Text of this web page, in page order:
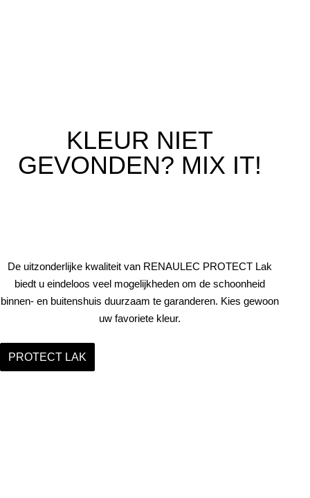
KLEUR NIET
GEVONDEN? MIX IT!
De uitzonderlijke kwaliteit van RENAULEC PROTECT Lak
biedt u eindeloos veel mogelijkheden om de schoonheid
binnen- en buitenshuis duurzaam te garanderen. Kies gewoon
uw favoriete kleur.
PROTECT LAK